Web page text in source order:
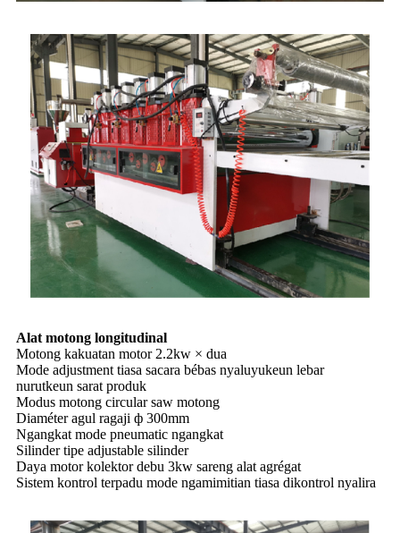
Alat motong longitudinal
Motong kakuatan motor 2.2kw × dua
Mode adjustment tiasa sacara bébas nyaluyukeun lebar
nurutkeun sarat produk
Modus motong circular saw motong
Diaméter agul ragaji ф 300mm
Ngangkat mode pneumatic ngangkat
Silinder tipe adjustable silinder
Daya motor kolektor debu 3kw sareng alat agrégat
Sistem kontrol terpadu mode ngamimitian tiasa dikontrol nyalira